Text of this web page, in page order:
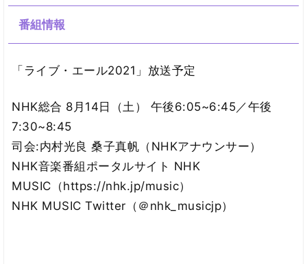
番組情報
「ライブ・エール2021」放送予定
NHK総合 8月14日（土） 午後6:05~6:45／午後
7:30~8:45
司会:内村光良 桑子真帆（NHKアナウンサー）
NHK音楽番組ポータルサイト NHK
MUSIC（https://nhk.jp/music）
NHK MUSIC Twitter（＠nhk_musicjp）